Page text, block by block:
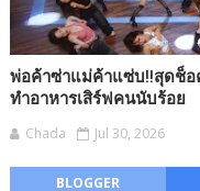
พ่อค้าซ่าแม่ค้าแซ่บ!!สุดช็อ
ทำอาหารเสิร์ฟคนนับร้อย
Chada Jul 30, 2026
BLOGGER